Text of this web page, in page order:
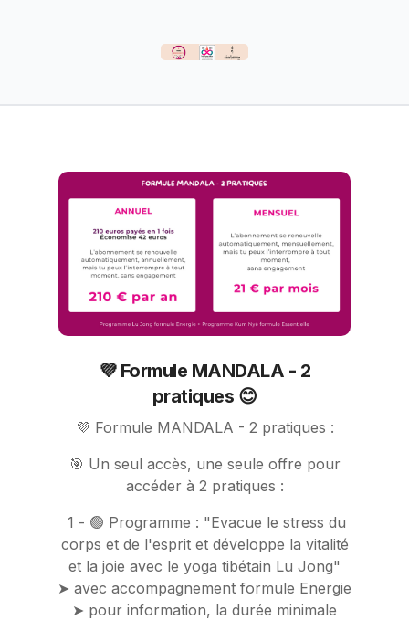
💜 Formule MANDALA - 2
pratiques 😊
💜 Formule MANDALA - 2 pratiques :
🎯 Un seul accès, une seule offre pour
accéder à 2 pratiques :
1 - 🟢 Programme : "Evacue le stress du
corps et de l'esprit et développe la vitalité
et la joie avec le yoga tibétain Lu Jong"
➤ avec accompagnement formule Energie
➤ pour information, la durée minimale